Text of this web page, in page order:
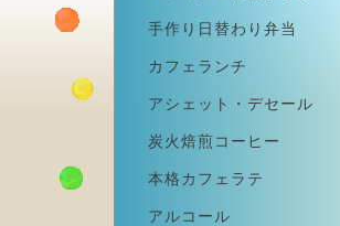
手作り日替わり弁当
カフェランチ
アシェット・デセール
炭火焙煎コーヒー
本格カフェラテ
アルコール